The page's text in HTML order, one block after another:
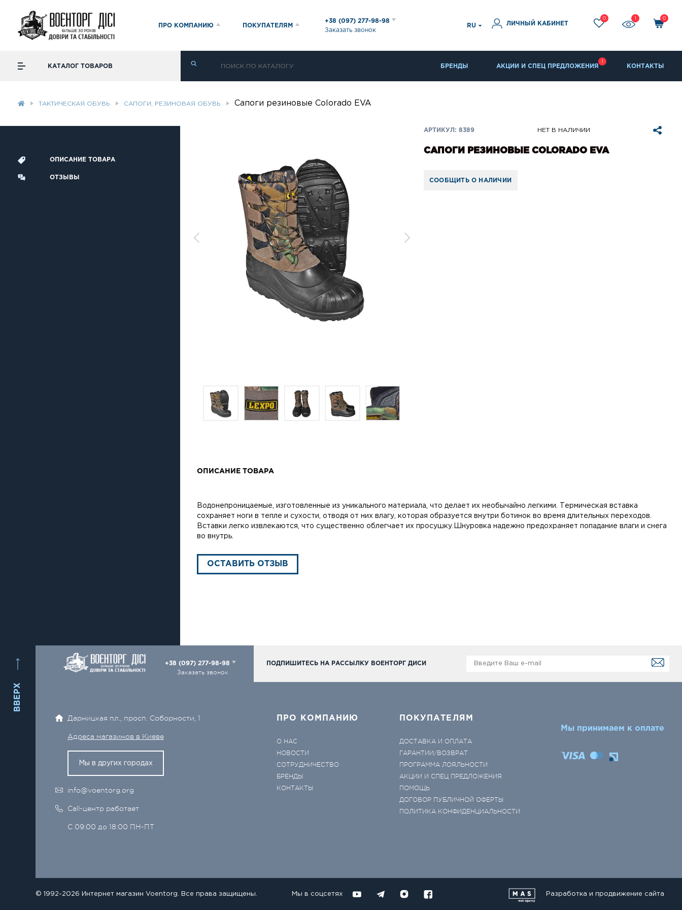
ПРО КОМПАНИЮ ПОКУПАТЕЛЯМ
+38 (097) 277-98-98
Заказать звонок
RU ЛИЧНЫЙ КАБИНЕТ
0 0
КАТАЛОГ ТОВАРОВ БРЕНДЫ АКЦИИ И СПЕЦ ПРЕДЛОЖЕНИЯ КОНТАКТЫ
ТАКТИЧЕСКАЯ ОБУВЬ САПОГИ, РЕЗИНОВАЯ ОБУВЬ Сапоги резиновые Colorado EVA
ОПИСАНИЕ ТОВАРА
ОТЗЫВЫ
АРТИКУЛ: 8389 НЕТ В НАЛИЧИИ
САПОГИ РЕЗИНОВЫЕ COLORADO EVA
СООБЩИТЬ О НАЛИЧИИ
ОПИСАНИЕ ТОВАРА
Водонепроницаемые, изготовленные из уникального материала, что делает их необычайно легкими. Термическая вставка
сохраняет ноги в тепле и сухости, отводя от них влагу, которая образуется внутри ботинок во время длительных переходов.
Вставки легко извлекаются, что существенно облегчает их просушку.Шнуровка надежно предохраняет попадание влаги и снега
во внутрь.
ОСТАВИТЬ ОТЗЫВ
ВВЕРХ
+38 (097) 277-98-98
Заказать звонок
ПОДПИШИТЕСЬ НА РАССЫЛКУ ВОЕНТОРГ ДИСИ
Дарницкая пл., просп. Соборности, 1
Адреса магазинов в Киеве
Мы в других городах
info@voentorg.org
Call-центр работает
С 09:00 до 18:00 ПН-ПТ
ПРО КОМПАНИЮ
О НАС
НОВОСТИ
СОТРУДНИЧЕСТВО
БРЕНДЫ
КОНТАКТЫ
ПОКУПАТЕЛЯМ
ДОСТАВКА И ОПЛАТА
ГАРАНТИИ/ВОЗВРАТ
ПРОГРАММА ЛОЯЛЬНОСТИ
АКЦИИ И СПЕЦ ПРЕДЛОЖЕНИЯ
ПОМОЩЬ
ДОГОВОР ПУБЛИЧНОЙ ОФЕРТЫ
ПОЛИТИКА КОНФИДЕНЦИАЛЬНОСТИ
Мы принимаем к оплате
© 1992-2026 Интернет магазин Voentorg. Все права защищены. Мы в соцсетях Разработка и продвижение сайта